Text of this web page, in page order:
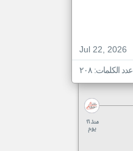
Jul 22, 2026
عدد الكلمات: ٢٠٨
منذ ١٦
يوم